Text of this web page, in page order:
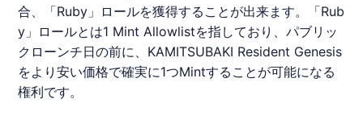
合、「Ruby」ロールを獲得することが出来ます。「Rub
y」ロールとは1 Mint Allowlistを指しており、パブリッ
クローンチ日の前に、 KAMITSUBAKI Resident Genesis
をより安い価格で確実に1つMintすることが可能になる
権利です。